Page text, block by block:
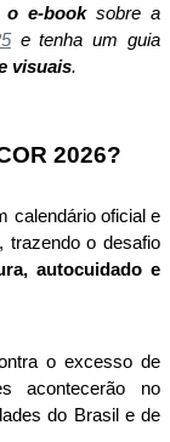
o e-book sobre a
e tenha um guia
visuais.
2026?
calendário oficial e
, trazendo o desafio
autocuidado e
o excesso de
acontecerão no
do Brasil e de